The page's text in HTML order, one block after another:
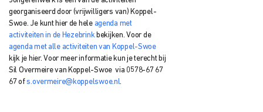
georganiseerd door (vrijwilligers van) Koppel-
Swoe. Je kunt hier de hele agenda met
activiteiten in de Hezebrink bekijken. Voor de
agenda met alle activiteiten van Koppel-Swoe
kijk je hier. Voor meer informatie kun je terecht bij
Sil Overmeire van Koppel-Swoe via 0578-67 67
67 ofs.overmeire@koppelswoe.nl